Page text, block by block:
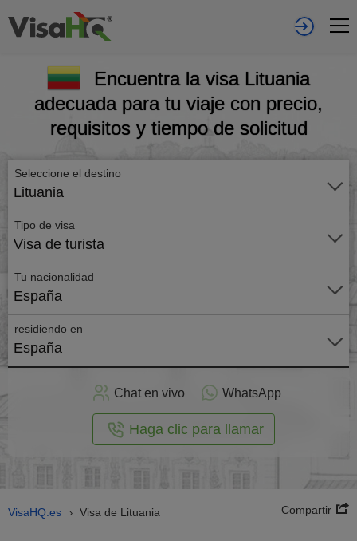
Encuentra la visa Lituania
adecuada para tu viaje con precio,
requisitos y tiempo de solicitud
Seleccione el destino
Lituania
Tipo de visa
Visa de turista
Tu nacionalidad
España
residiendo en
España
en
Chat en vivo WhatsApp
Haga clic para llamar
VisaHQ.es › Visa de Lituania Compartir